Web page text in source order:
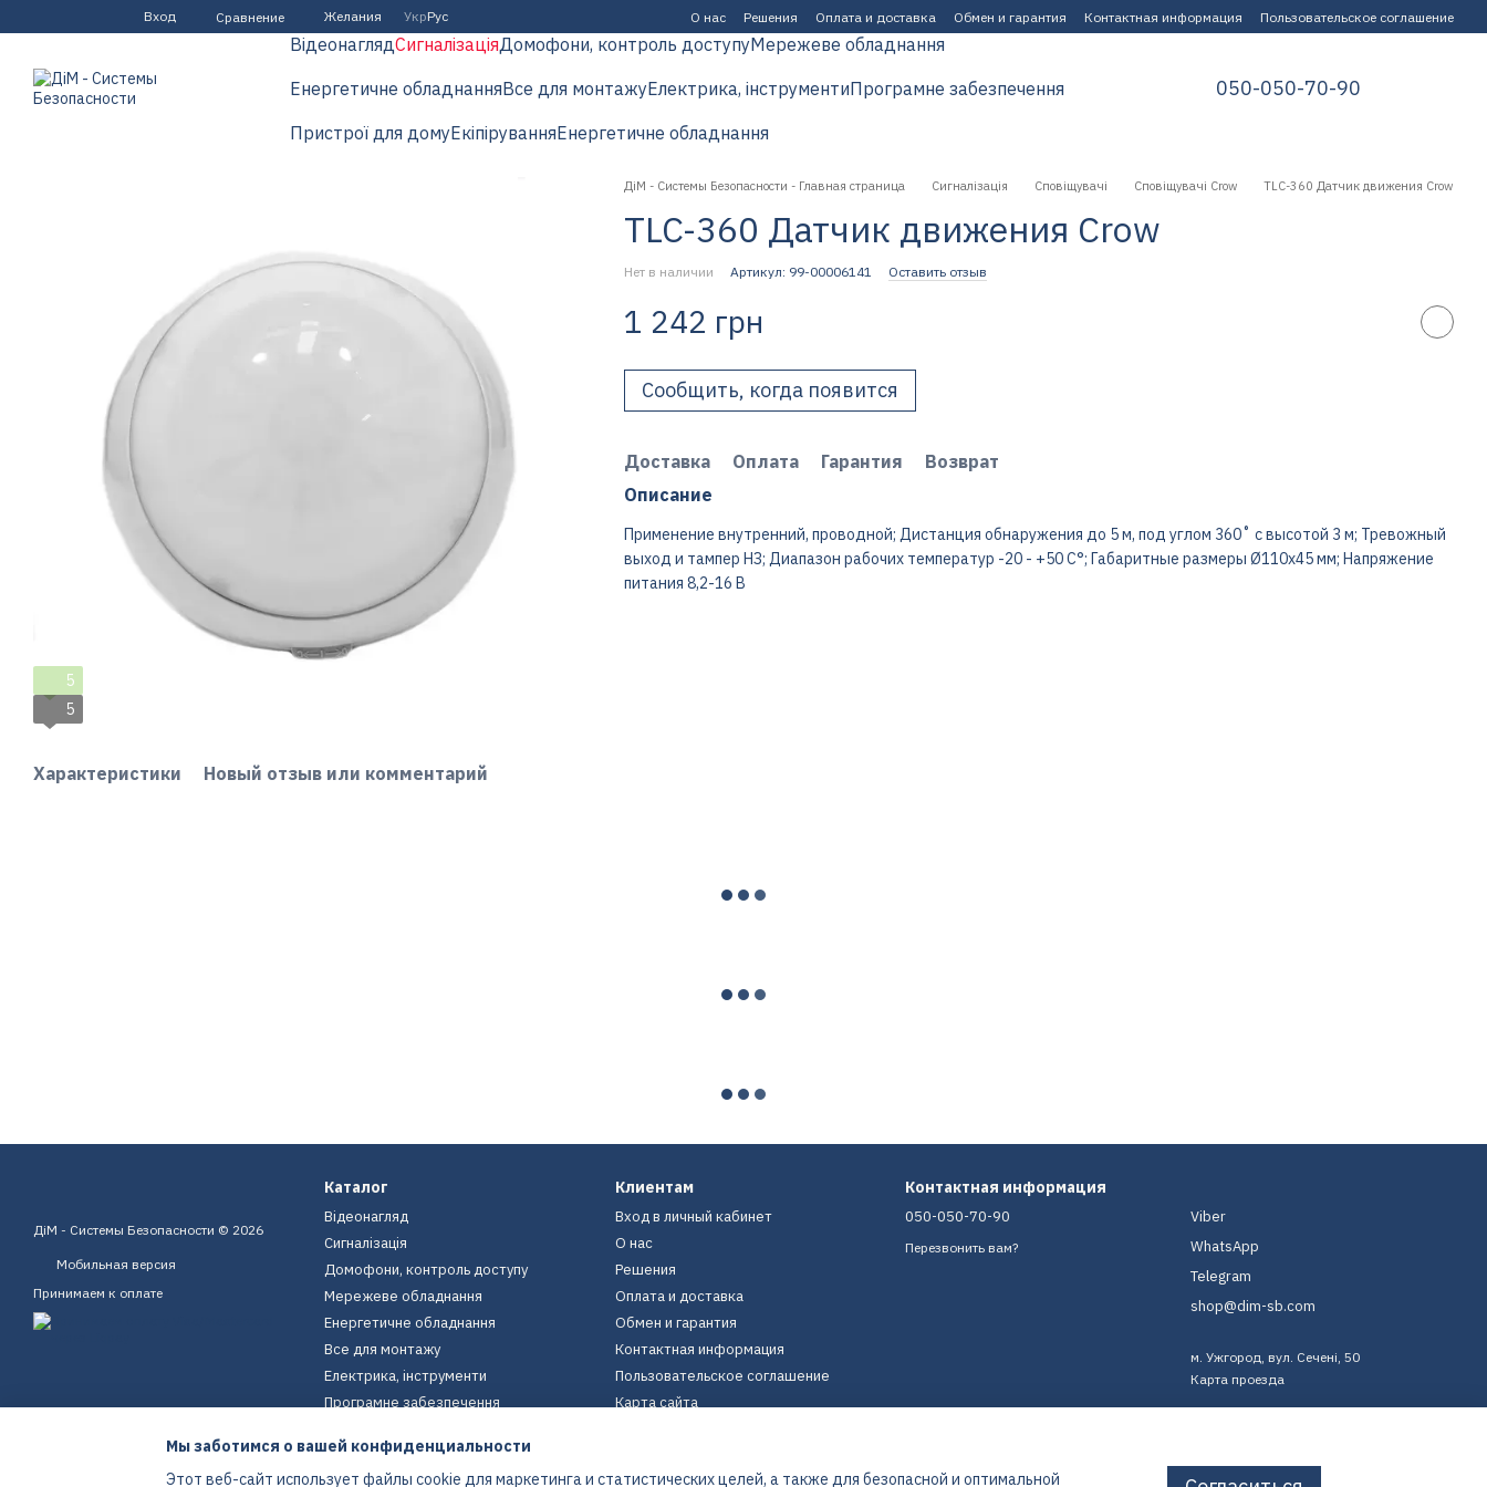
Перейти к основному контенту
Вход Сравнение Желания УкрРус О нас Решения Оплата и доставка Обмен и гарантия Контактная информация Пользовательское соглашение
ВідеонаглядСигналізаціяДомофони, контроль доступуМережеве обладнання
Енергетичне обладнанняВсе для монтажуЕлектрика, інструментиПрограмне забезпечення
Пристрої для домуЕкіпіруванняЕнергетичне обладнання
050-050-70-90
5
5
Характеристики Новый отзыв или комментарий
ДіМ - Системы Безопасности - Главная страница Сигналізація Сповіщувачі Сповіщувачі Crow TLC-360 Датчик движения Crow
TLC-360 Датчик движения Crow
Нет в наличии Артикул: 99-00006141 Оставить отзыв
1 242 грн
Сообщить, когда появится
Доставка Оплата Гарантия
Возврат
Описание
Применение внутренний, проводной; Дистанция обнаружения до 5 м, под углом 360˚ с высотой 3 м; Тревожный
выход и тампер НЗ; Диапазон рабочих температур -20 - +50 С°; Габаритные размеры Ø110х45 мм; Напряжение
питания 8,2-16 B
ДіМ - Системы Безопасности © 2026
Мобильная версия
Принимаем к оплате
Каталог
Відеонагляд
Сигналізація
Домофони, контроль доступу
Мережеве обладнання
Енергетичне обладнання
Все для монтажу
Електрика, інструменти
Програмне забезпечення
Екіпірування
Енергетичне обладнання
Клиентам
Вход в личный кабинет
О нас
Решения
Оплата и доставка
Обмен и гарантия
Контактная информация
Пользовательское соглашение
Карта сайта
Контактная информация
050-050-70-90
Перезвонить вам?
Viber
WhatsApp
Telegram
shop@dim-sb.com
м. Ужгород, вул. Сечені, 50
Карта проезда
Мы заботимся о вашей конфиденциальности
Этот веб-сайт использует файлы cookie для маркетинга и статистических целей, а также для безопасной и оптимальной